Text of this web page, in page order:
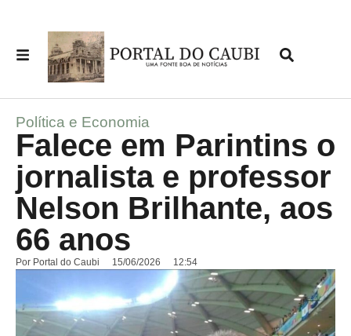
Política e Economia
Falece em Parintins o
jornalista e professor
Nelson Brilhante, aos
66 anos
Por Portal do Caubi 15/06/2026 12:54